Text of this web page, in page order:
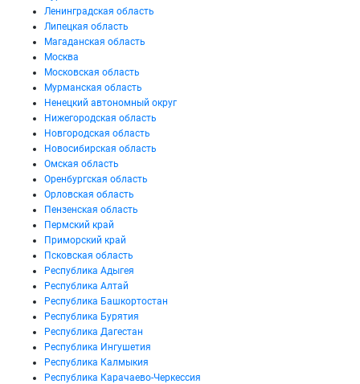
Ленинградская область
Липецкая область
Магаданская область
Москва
Московская область
Мурманская область
Ненецкий автономный округ
Нижегородская область
Новгородская область
Новосибирская область
Омская область
Оренбургская область
Орловская область
Пензенская область
Пермский край
Приморский край
Псковская область
Республика Адыгея
Республика Алтай
Республика Башкортостан
Республика Бурятия
Республика Дагестан
Республика Ингушетия
Республика Калмыкия
Республика Карачаево-Черкессия